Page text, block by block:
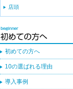
店頭
初めての方へ
10の選ばれる理由
導入事例